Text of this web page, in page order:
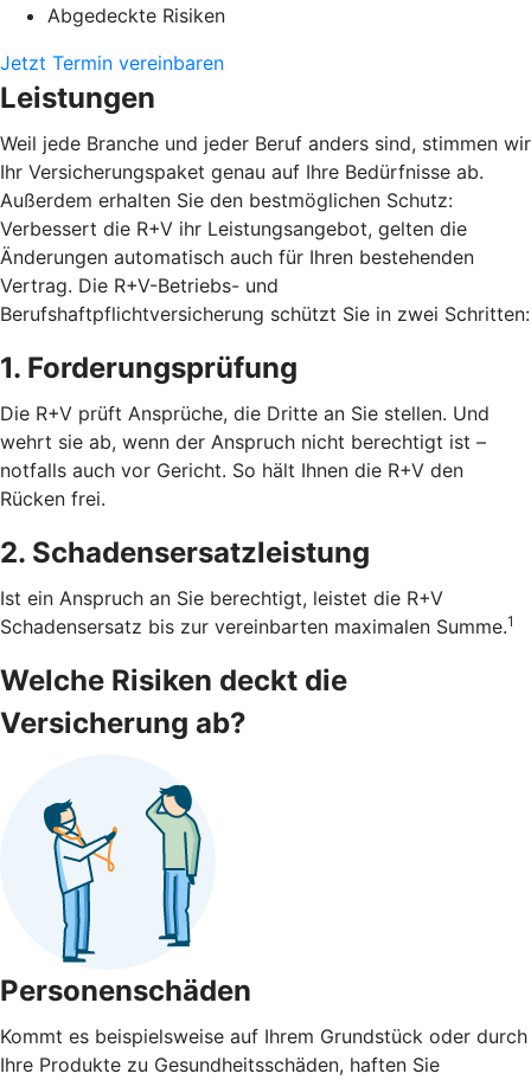
Abgedeckte Risiken
Jetzt Termin vereinbaren
Leistungen
Weil jede Branche und jeder Beruf anders sind, stimmen wir
Ihr Versicherungspaket genau auf Ihre Bedürfnisse ab.
Außerdem erhalten Sie den bestmöglichen Schutz:
Verbessert die R+V ihr Leistungsangebot, gelten die
Änderungen automatisch auch für Ihren bestehenden
Vertrag. Die R+V-Betriebs- und
Berufshaftpflichtversicherung schützt Sie in zwei Schritten:
1. Forderungsprüfung
Die R+V prüft Ansprüche, die Dritte an Sie stellen. Und
wehrt sie ab, wenn der Anspruch nicht berechtigt ist –
notfalls auch vor Gericht. So hält Ihnen die R+V den
Rücken frei.
2. Schadensersatzleistung
Ist ein Anspruch an Sie berechtigt, leistet die R+V
Schadensersatz bis zur vereinbarten maximalen Summe.1
Welche Risiken deckt die
Versicherung ab?
Personenschäden
Kommt es beispielsweise auf Ihrem Grundstück oder durch
Ihre Produkte zu Gesundheitsschäden, haften Sie